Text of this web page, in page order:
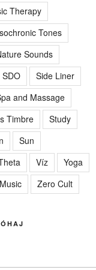
Therapy
Tones
Sounds
SDO
Side Liner
and Massage
Timbre
Study
Sun
Víz
Yoga
Zero Cult